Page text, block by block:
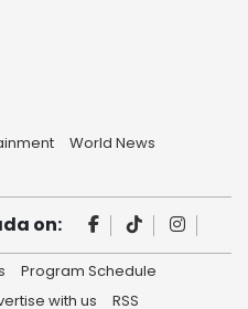
World News
on:
Program Schedule
with us RSS